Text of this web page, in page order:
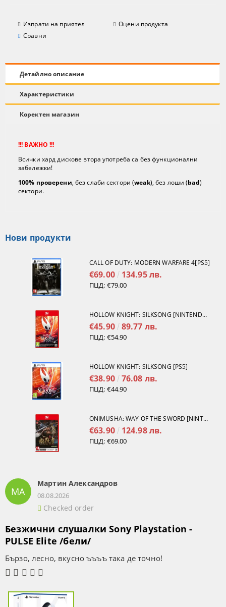
Изпрати на приятел
Оцени продукта
Сравни
Детайлно описание
Характеристики
Коректен магазин
!!! ВАЖНО !!!
Всички хард дискове втора употреба са без функционални
забележки!
100% проверени, без слаби сектори (weak), без лоши (bad)
сектори.
Нови продукти
CALL OF DUTY: MODERN WARFARE 4[PS5]
€69.00 134.95 лв.
ПЦД: €79.00
HOLLOW KNIGHT: SILKSONG [NINTENDO SWITCH 2]
€45.90 89.77 лв.
ПЦД: €54.90
HOLLOW KNIGHT: SILKSONG [PS5]
€38.90 76.08 лв.
ПЦД: €44.90
ONIMUSHA: WAY OF THE SWORD [NINTENDO SWITCH 2]
€63.90 124.98 лв.
ПЦД: €69.00
МА
Мартин Александров
08.08.2026
Checked order
Безжични слушалки Sony Playstation -
PULSE Elite /бели/
Бързо, лесно, вкусно ъъъъ така де точно!